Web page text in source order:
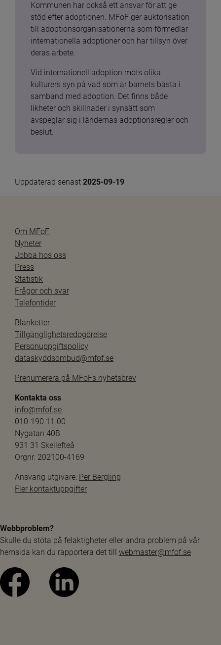
Kommunen har också ett ansvar för att ge
stöd efter adoptionen. MFoF ger auktorisation
till adoptionsorganisationerna som förmedlar
internationella adoptioner och har tillsyn över
deras arbete.
Vid internationell adoption möts olika
kulturers syn på vad som är barnets bästa i
samband med adoption. Det finns både
likheter och skillnader i synsätt som
avspeglar sig i ländernas adoptionsregler och
beslut.
Uppdaterad senast 2025-09-19
Om MFoF
Nyheter
Jobba hos oss
Press
Statistik
Frågor och svar
Telefontider
Blanketter
Tillgänglighetsredogörelse
Personuppgiftspolicy
dataskyddsombud@mfof.se
Prenumerera på MFoFs nyhetsbrev
Kontakta oss
info@mfof.se
010-190 11 00
Nygatan 40B
931 31 Skellefteå
Orgnr: 202100-4169
Ansvarig utgivare: Per Bergling
Fler kontaktuppgifter
Webbproblem?
Skulle du stöta på felaktigheter eller andra problem på vår
hemsida kan du rapportera det till webmaster@mfof.se